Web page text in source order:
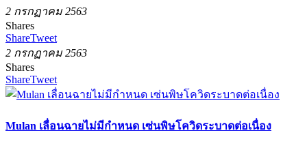
2 กรกฏาคม 2563
Shares
ShareTweet
2 กรกฏาคม 2563
Shares
ShareTweet
Mulan เลื่อนฉายไม่มีกำหนด เซ่นพิษโควิดระบาดต่อเนื่อง